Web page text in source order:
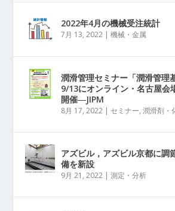
2022年4月の機械受注統計
7月 13, 2022 |機械・金属
潤滑管理セミナー「潤滑管理
9/13にオンライン・名古屋会
開催―JIPM
8月 17, 2022 | セミナー,潤滑剤・
アズビル，アズビル京都に調
備を新設
9月 21, 2022 |測定・分析